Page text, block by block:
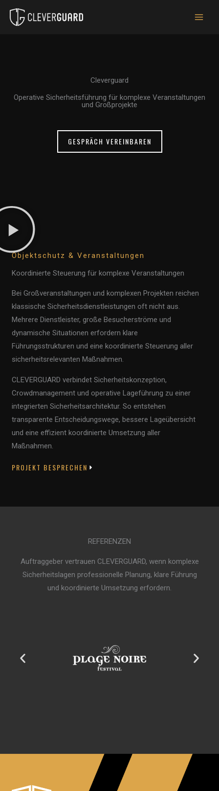
Inhalt
Cleverguard
Operative Sicherheitsführung für komplexe Veranstaltungen
und Großprojekte
GESPRÄCH VEREINBAREN
Objektschutz & Veranstaltungen
Koordinierte Steuerung für komplexe Veranstaltungen
Bei Großveranstaltungen und komplexen Projekten reichen
klassische Sicherheitsdienstleistungen oft nicht aus.
Mehrere Dienstleister, große Besucherströme und
dynamische Situationen erfordern klare
Führungsstrukturen und eine koordinierte Steuerung aller
sicherheitsrelevanten Maßnahmen.
CLEVERGUARD verbindet Sicherheitskonzeption,
Crowdmanagement und operative Lageführung zu einer
integrierten Sicherheitsarchitektur. So entstehen
transparente Entscheidungswege, bessere Lageübersicht
und eine effizient koordinierte Umsetzung aller
Maßnahmen.
PROJEKT BESPRECHEN
REFERENZEN
Auftraggeber vertrauen CLEVERGUARD, wenn komplexe
Sicherheitslagen professionelle Planung, klare Führung
und koordinierte Umsetzung erfordern.